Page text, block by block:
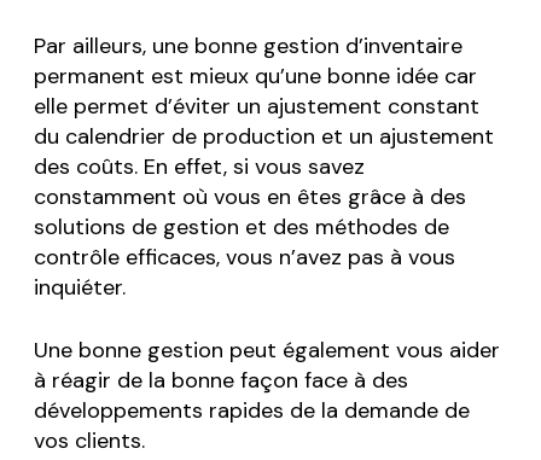
Par ailleurs, une bonne gestion d’inventaire
permanent est mieux qu’une bonne idée car
elle permet d’éviter un ajustement constant
du calendrier de production et un ajustement
des coûts. En effet, si vous savez
constamment où vous en êtes grâce à des
solutions de gestion et des méthodes de
contrôle efficaces, vous n’avez pas à vous
inquiéter.
Une bonne gestion peut également vous aider
à réagir de la bonne façon face à des
développements rapides de la demande de
vos clients.